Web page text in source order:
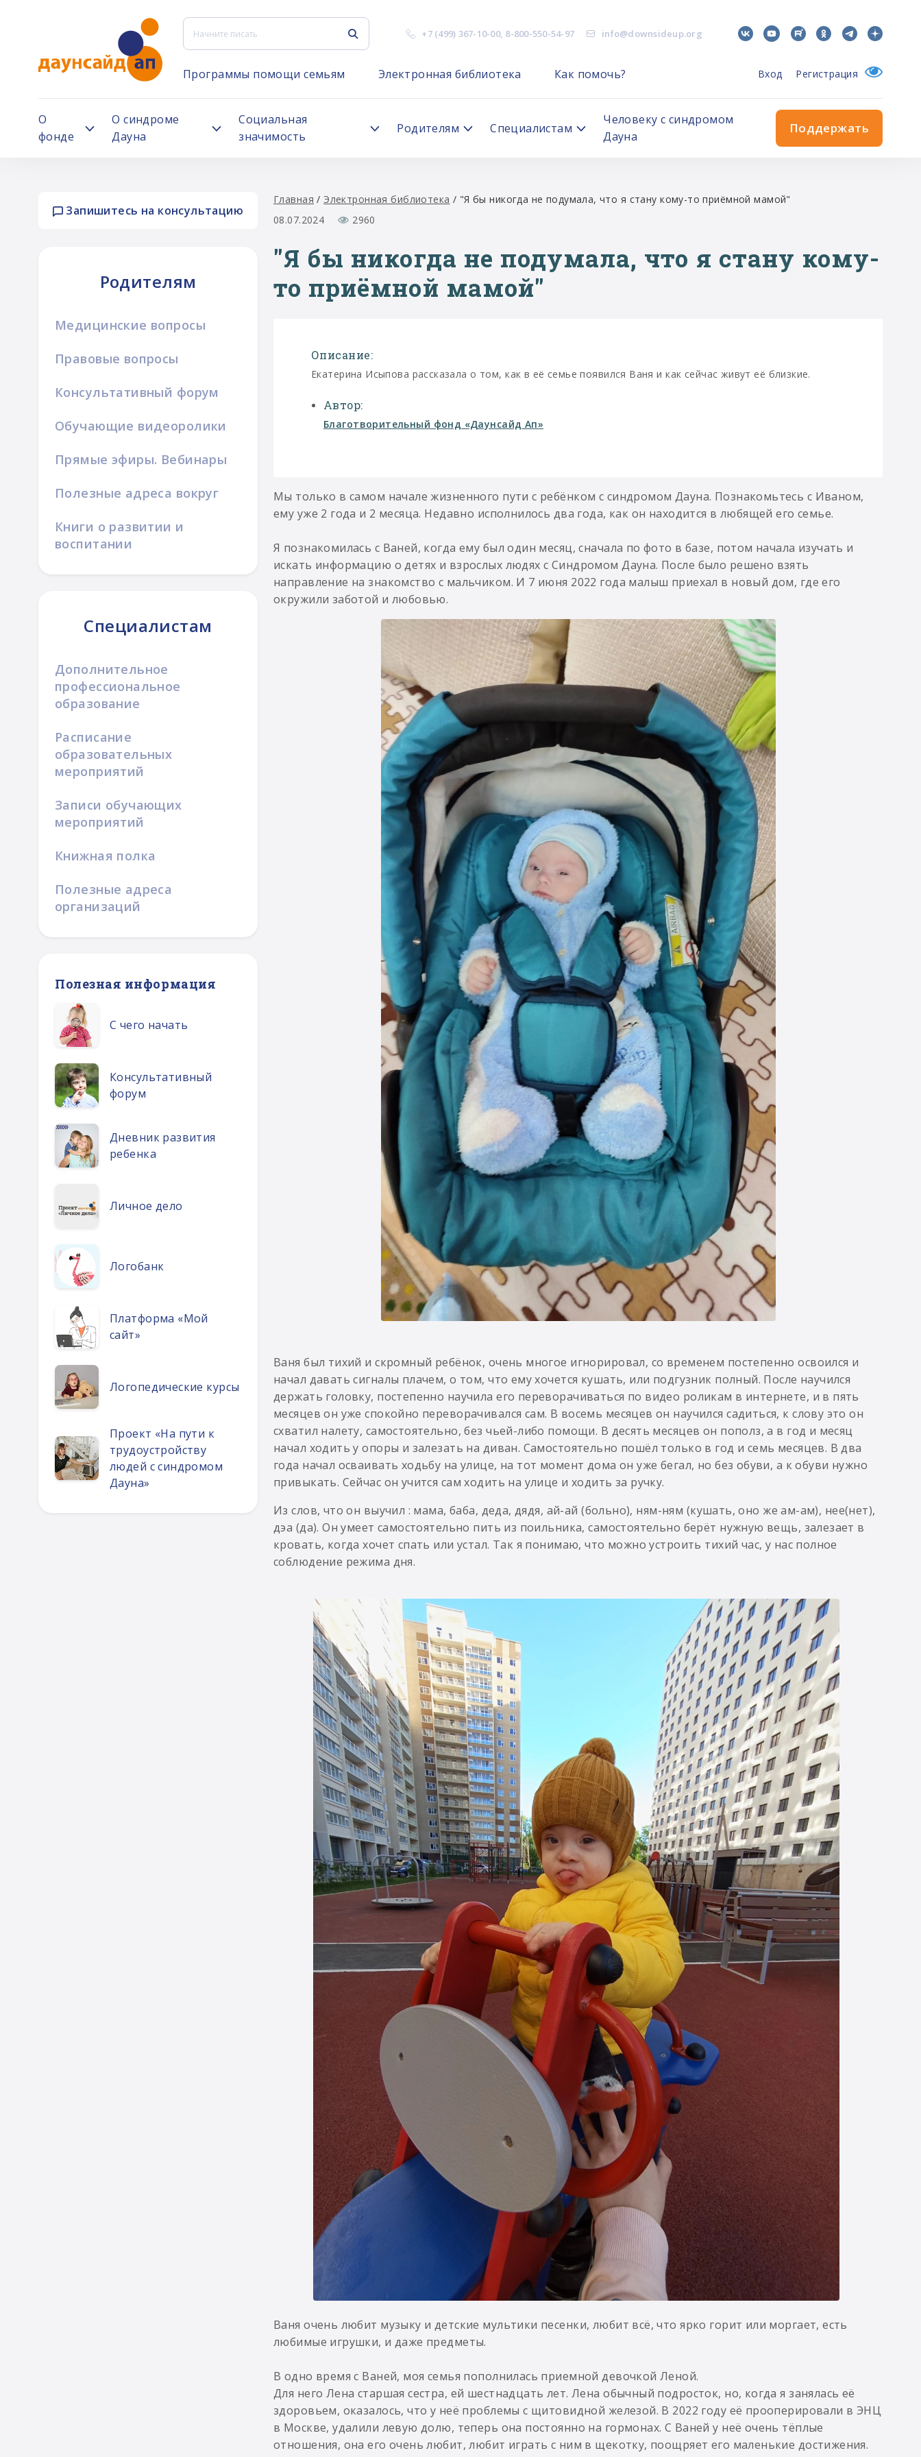
+7 (499) 367-10-00, 8-800-550-54-97 info@downsideup.org
Программы помощи семьям Электронная библиотека Как помочь? Вход Регистрация
О
фонде
О синдроме
Дауна
Социальная
значимость
Родителям Специалистам
Человеку с синдромом
Дауна
Поддержать
Запишитесь на консультацию
Родителям
Медицинские вопросы
Правовые вопросы
Консультативный форум
Обучающие видеоролики
Прямые эфиры. Вебинары
Полезные адреса вокруг
Книги о развитии и
воспитании
Специалистам
Дополнительное
профессиональное
образование
Расписание
образовательных
мероприятий
Записи обучающих
мероприятий
Книжная полка
Полезные адреса
организаций
Полезная информация
С чего начать
Консультативный
форум
Дневник развития
ребенка
Личное дело
Логобанк
Платформа «Мой
сайт»
Логопедические курсы
Проект «На пути к
трудоустройству
людей с синдромом
Дауна»
Главная / Электронная библиотека / "Я бы никогда не подумала, что я стану кому-то приёмной мамой"
08.07.2024
2960
"Я бы никогда не подумала, что я стану кому-
то приёмной мамой"
Описание:
Екатерина Исыпова рассказала о том, как в её семье появился Ваня и как сейчас живут её близкие.
Автор:
Благотворительный фонд «Даунсайд Ап»
Мы только в самом начале жизненного пути с ребёнком с синдромом Дауна. Познакомьтесь с Иваном,
ему уже 2 года и 2 месяца. Недавно исполнилось два года, как он находится в любящей его семье.
Я познакомилась с Ваней, когда ему был один месяц, сначала по фото в базе, потом начала изучать и
искать информацию о детях и взрослых людях с Синдромом Дауна. После было решено взять
направление на знакомство с мальчиком. И 7 июня 2022 года малыш приехал в новый дом, где его
окружили заботой и любовью.
Ваня был тихий и скромный ребёнок, очень многое игнорировал, со временем постепенно освоился и
начал давать сигналы плачем, о том, что ему хочется кушать, или подгузник полный. После научился
держать головку, постепенно научила его переворачиваться по видео роликам в интернете, и в пять
месяцев он уже спокойно переворачивался сам. В восемь месяцев он научился садиться, к слову это он
схватил налету, самостоятельно, без чьей-либо помощи. В десять месяцев он пополз, а в год и месяц
начал ходить у опоры и залезать на диван. Самостоятельно пошёл только в год и семь месяцев. В два
года начал осваивать ходьбу на улице, на тот момент дома он уже бегал, но без обуви, а к обуви нужно
привыкать. Сейчас он учится сам ходить на улице и ходить за ручку.
Из слов, что он выучил : мама, баба, деда, дядя, ай-ай (больно), ням-ням (кушать, оно же ам-ам), нее(нет),
дэа (да). Он умеет самостоятельно пить из поильника, самостоятельно берёт нужную вещь, залезает в
кровать, когда хочет спать или устал. Так я понимаю, что можно устроить тихий час, у нас полное
соблюдение режима дня.
Ваня очень любит музыку и детские мультики песенки, любит всё, что ярко горит или моргает, есть
любимые игрушки, и даже предметы.
В одно время с Ваней, моя семья пополнилась приемной девочкой Леной.
Для него Лена старшая сестра, ей шестнадцать лет. Лена обычный подросток, но, когда я занялась её
здоровьем, оказалось, что у неё проблемы с щитовидной железой. В 2022 году её прооперировали в ЭНЦ
в Москве, удалили левую долю, теперь она постоянно на гормонах. С Ваней у неё очень тёплые
отношения, она его очень любит, любит играть с ним в щекотку, поощряет его маленькие достижения.